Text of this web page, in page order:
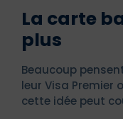
La carte
plus
Beaucoup
leur Visa Premier
cette idée peut